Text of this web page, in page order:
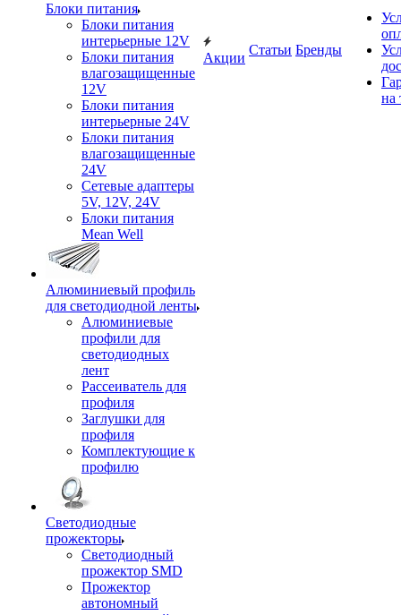
Блоки питания
Блоки питания
интерьерные 12V
Блоки питания
влагозащищенные
12V
Блоки питания
интерьерные 24V
Блоки питания
влагозащищенные
24V
Сетевые адаптеры
5V, 12V, 24V
Блоки питания
Mean Well
Алюминиевый профиль
для светодиодной ленты
Алюминиевые
профили для
светодиодных
лент
Рассеиватель для
профиля
Заглушки для
профиля
Комплектующие к
профилю
Светодиодные
прожекторы
Светодиодный
прожектор SMD
Прожектор
автономный
Акции
Статьи Бренды
на